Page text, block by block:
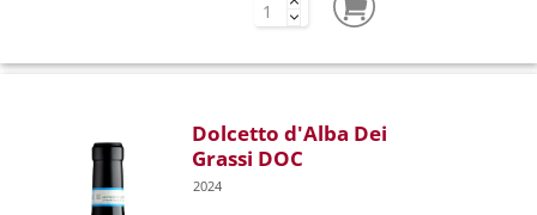
Dolcetto d'Alba Dei
Grassi DOC
2024